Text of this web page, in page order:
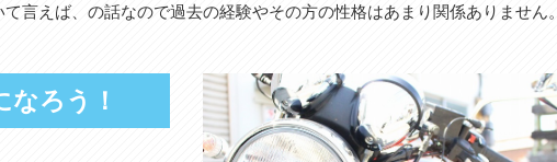
て言えば、の話なので過去の経験やその方の性格はあまり関係ありません。
ろう！